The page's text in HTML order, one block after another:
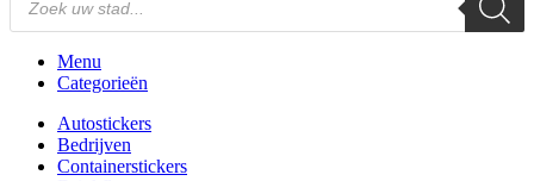
Menu
Categorieën
Autostickers
Bedrijven
Containerstickers